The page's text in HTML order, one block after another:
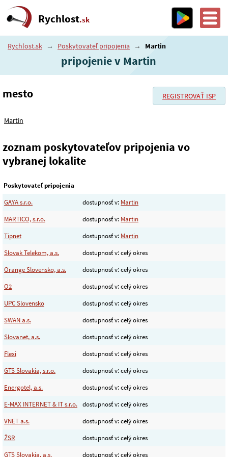
Rychlost.sk
Rychlost.sk → Poskytovateľ pripojenia → Martin
pripojenie v Martin
REGISTROVAŤ ISP
mesto
Martin
zoznam poskytovateľov pripojenia vo
vybranej lokalite
Poskytovateľ pripojenia
GAYA s.r.o.
dostupnosť v: Martin
MARTICO, s.r.o.
dostupnosť v: Martin
Tipnet
dostupnosť v: Martin
Slovak Telekom, a.s.
dostupnosť v: celý okres
Orange Slovensko, a.s.
dostupnosť v: celý okres
O2
dostupnosť v: celý okres
UPC Slovensko
dostupnosť v: celý okres
SWAN a.s.
dostupnosť v: celý okres
Slovanet, a.s.
dostupnosť v: celý okres
Flexi
dostupnosť v: celý okres
GTS Slovakia, s.r.o.
dostupnosť v: celý okres
Energotel, a.s.
dostupnosť v: celý okres
E-MAX INTERNET & IT s.r.o. dostupnosť v: celý okres
VNET a.s.
dostupnosť v: celý okres
ŽSR
dostupnosť v: celý okres
GTS Slovakia, a.s.
dostupnosť v: celý okres